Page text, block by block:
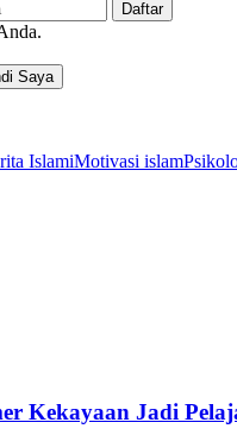
IslamiMotivasi islam
Kekayaan Jadi